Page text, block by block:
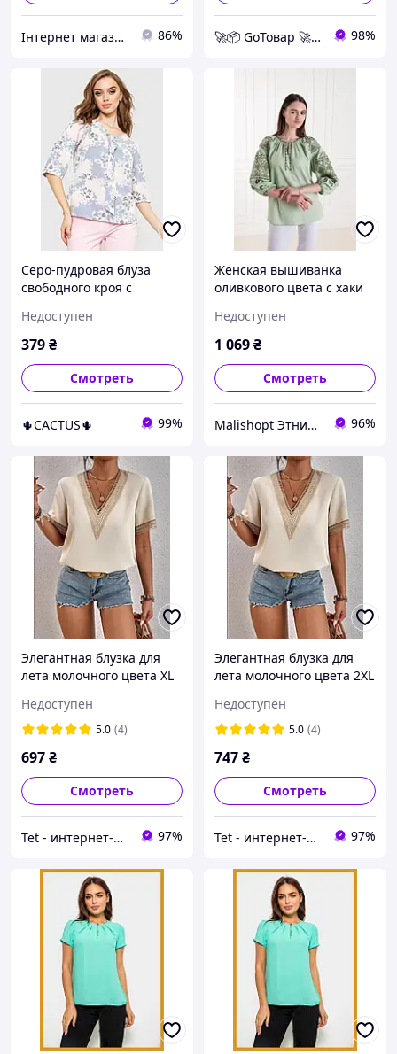
Інтернет магазин жіночого одягу від виробника Aiza 86% 🚀📦 GoТовар 🚀📦 сеть интернет магазинов 98%
Серо-пудровая блуза
свободного кроя с
завязками на V-образном
вырезе
Недоступен
379₴
Смотреть
🌵CACTUS🌵 99%
Женская вышиванка
оливкового цвета с хаки
вышивкой на рукавах и
груди свободного фасона
Недоступен
1 069₴
Смотреть
Malishopt Этническая одежда и головные уборы, все для крещения 96%
Элегантная блузка для
лета молочного цвета XL
Недоступен
5.0 (4)
697₴
Смотреть
Tet - интернет-магазин женской одежды и аксессуаров 97%
Элегантная блузка для
лета молочного цвета 2XL
Недоступен
5.0 (4)
747₴
Смотреть
Tet - интернет-магазин женской одежды и аксессуаров 97%